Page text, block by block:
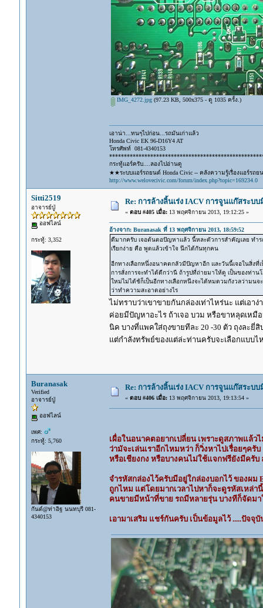
IMG_4272.jpg(97.23 KB, 500x375 - ดู 1035 ครั้ง.)
เอาน่า...ทนๆไปก่อน...รถมันเก่าแล้ว
Honda Civic EK 96-D16Y4 AT
โทรศัพท์ 081-4340153
กระทู้แอร์ครับ....ลองไปอ่านดู
★★ระบบแอร์รถยนต์ Honda Civic -- คลังความรู้เรื่องแอร์รถ
http://www.welovecivic.com/forum/index.php?topic=169234.0
Sitti2519
อาจารย์ปู่
ออฟไลน์
กระทู้: 3,352
Re: การล้างลิ้นเร่ง IACV การจูนแก๊สระ
« ตอบ #405 เมื่อ:13 พฤศจิกายน 2013, 19:12:25 »
อ้างจาก: Buranasak ที่ 13 พฤศจิกายน 2013, 18:59:52
ดีมากครับ เจอต้นตอปัญหาแล้ว นี้หละตัวการสำคัญเลย ทำรถ
เรียกง่าย คือ พูดแล้วเข้าใจ นึกได้กันทุกคน
อีกทางเลือกหนึ่งอนาคตกลัวมีปัญหาอีก และวันนี้เจอในสิ่งที่
การสั่งการจะทำได้ดีกว่านี ถ้ารูปที่ถ่ายมาให้ดู เป็นของท่าน
ใหม่ไม่ได้ช้ก็เป็นอีกทางเลือกหนึงจะได้หมดวมกังวลว่ามน
ว่าทำความสะอาดอย่างไร
ไม่ทราบว่าเขาขายกันกล่องเท่าไหร่นะ แต่เอ
ค่อยมีปัญหาอะไร ถ้าเจอ บวม หรือขาหลุดเห
นิค บางที่แพคใส่ถุงขายทีละ 20 -30 ตัว ถุงละยี่
แต่กำลังทรัพย์ของแต่ล่ะท่านครับจะเลือกแบบ
Buranasak
Verified
อาจารย์ปู่
ออฟไลน์
เพศ:
กระทู้: 5,760
กันต์@ท่าอิฐ นนทบุรี 081-
4340153
Re: การล้างลิ้นเร่ง IACV การจูนแก๊สระ
« ตอบ #406 เมื่อ:13 พฤศจิกายน 2013, 19:13:54 »
เผื่อในอนาคตอยากเปลี่ยน เพราะดูสภาพแล้ว
ว่ามัจะเล่นเราอีกไหมหว่า ก็วิ่งหาไปเรื่อยๆค
หรือเชียงกง หรือบางคนไม่ใช้แจกฟรียังมีครับ
จำรหัสกล่องไว้ครับมีอยู่ใกล่องบอกไว้ ของผม
ถูกไหม แต่โดยมากเวลาไปหาก็จะดูรหัสเหล่
คนขายมีหน้าที่ขาย รถมีหลายรุ่น บางทีก็จัดมา
เอามาเสริม แชร์กันครับ เป็นข้อมูลไว้ .....ปัจ